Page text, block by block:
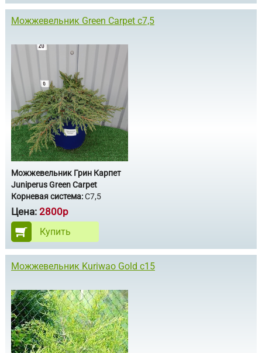
Можжевельник Green Carpet с7,5
Можжевельник Грин Карпет
Juniperus Green Carpet
Корневая система:С7,5
Цена: 2800р
Купить
Можжевельник Kuriwao Gold с15